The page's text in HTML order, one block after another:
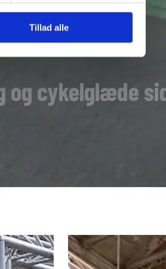
Tillad alle
og cykelglæde